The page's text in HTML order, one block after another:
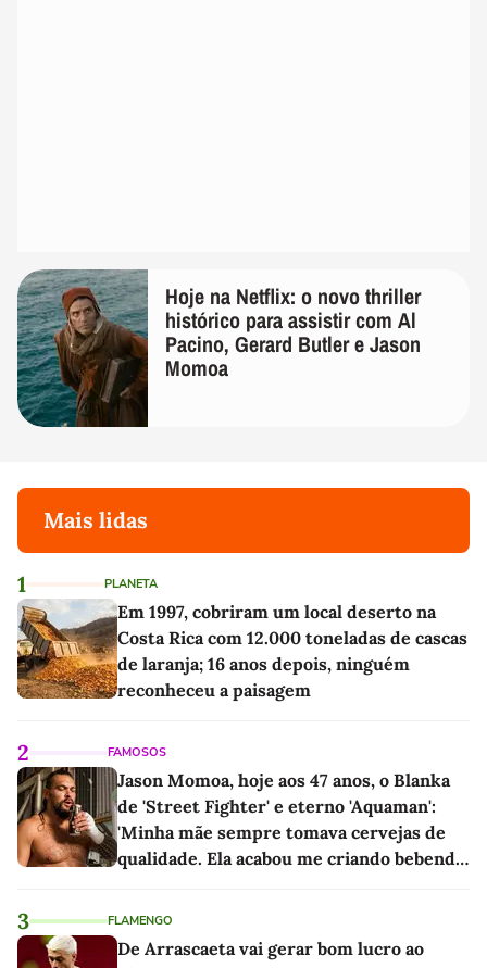
Hoje na Netflix: o novo thriller
histórico para assistir com Al
Pacino, Gerard Butler e Jason
Momoa
Mais lidas
1 PLANETA
Em 1997, cobriram um local deserto na
Costa Rica com 12.000 toneladas de cascas
de laranja; 16 anos depois, ninguém
reconheceu a paisagem
2 FAMOSOS
Jason Momoa, hoje aos 47 anos, o Blanka
de 'Street Fighter' e eterno 'Aquaman':
'Minha mãe sempre tomava cervejas de
qualidade. Ela acabou me criando bebendo
3 FLAMENGO
De Arrascaeta vai gerar bom lucro ao